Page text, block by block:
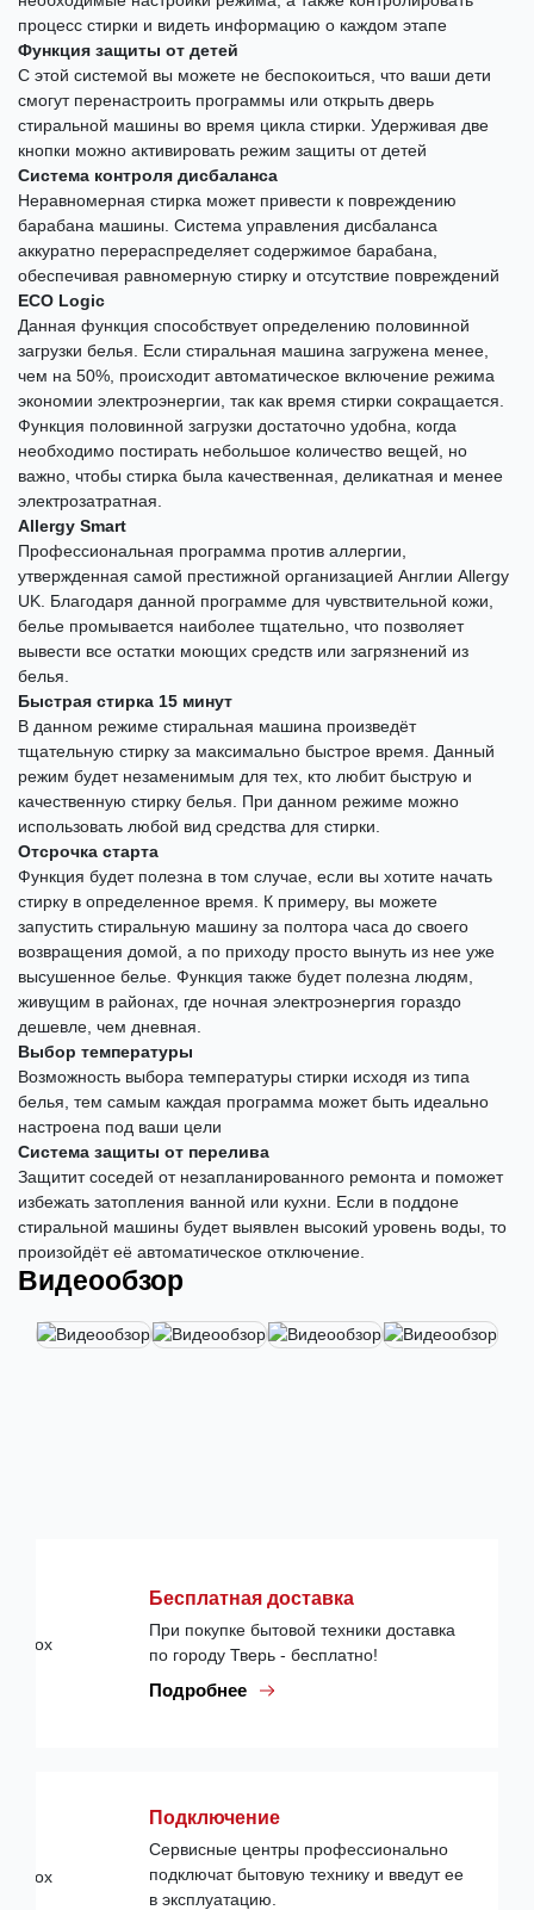
процесс стирки и видеть информацию о каждом этапе
Функция защиты от детей
С этой системой вы можете не беспокоиться, что ваши дети
смогут перенастроить программы или открыть дверь
стиральной машины во время цикла стирки. Удерживая две
кнопки можно активировать режим защиты от детей
Система контроля дисбаланса
Неравномерная стирка может привести к повреждению
барабана машины. Система управления дисбаланса
аккуратно перераспределяет содержимое барабана,
обеспечивая равномерную стирку и отсутствие повреждений
ECO Logic
Данная функция способствует определению половинной
загрузки белья. Если стиральная машина загружена менее,
чем на 50%, происходит автоматическое включение режима
экономии электроэнергии, так как время стирки сокращается.
Функция половинной загрузки достаточно удобна, когда
необходимо постирать небольшое количество вещей, но
важно, чтобы стирка была качественная, деликатная и менее
электрозатратная.
Allergy Smart
Профессиональная программа против аллергии,
утвержденная самой престижной организацией Англии Allergy
UK. Благодаря данной программе для чувствительной кожи,
белье промывается наиболее тщательно, что позволяет
вывести все остатки моющих средств или загрязнений из
белья.
Быстрая стирка 15 минут
В данном режиме стиральная машина произведёт
тщательную стирку за максимально быстрое время. Данный
режим будет незаменимым для тех, кто любит быструю и
качественную стирку белья. При данном режиме можно
использовать любой вид средства для стирки.
Отсрочка старта
Функция будет полезна в том случае, если вы хотите начать
стирку в определенное время. К примеру, вы можете
запустить стиральную машину за полтора часа до своего
возвращения домой, а по приходу просто вынуть из нее уже
высушенное белье. Функция также будет полезна людям,
живущим в районах, где ночная электроэнергия гораздо
дешевле, чем дневная.
Выбор температуры
Возможность выбора температуры стирки исходя из типа
белья, тем самым каждая программа может быть идеально
настроена под ваши цели
Система защиты от перелива
Защитит соседей от незапланированного ремонта и поможет
избежать затопления ванной или кухни. Если в поддоне
стиральной машины будет выявлен высокий уровень воды, то
произойдёт её автоматическое отключение.
Видеообзор
Бесплатная доставка
При покупке бытовой техники доставка
по городу Тверь - бесплатно!
Подробнее
Подключение
Сервисные центры профессионально
подключат бытовую технику и введут ее
в эксплуатацию.